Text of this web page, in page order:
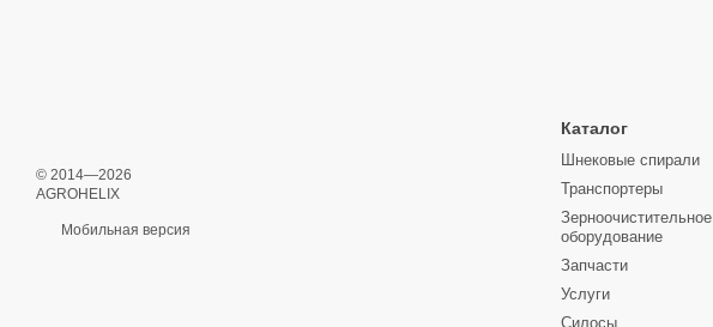
© 2014—2026
AGROHELIX
Мобильная версия
Каталог
Шнековые спирали
Транспортеры
Зерноочистительное
оборудование
Запчасти
Услуги
Силосы